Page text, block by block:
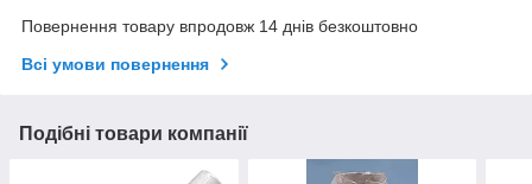
Повернення товару впродовж 14 днів безкоштовно
Всі умови повернення
Подібні товари компанії